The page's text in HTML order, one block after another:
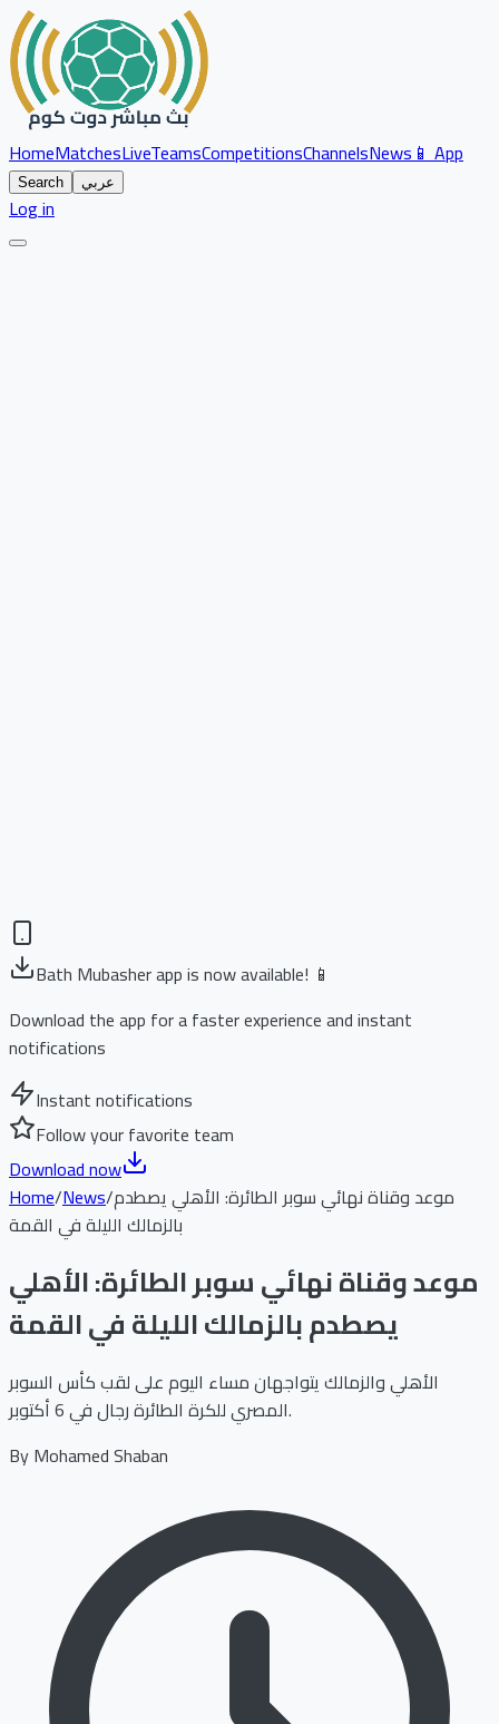
HomeMatchesLiveTeamsCompetitionsChannelsNews📱 App
Search عربي
Log in
Bath Mubasher app is now available! 📱
Download the app for a faster experience and instant
notifications
Instant notifications
Follow your favorite team
Download now
Home/News/موعد وقناة نهائي سوبر الطائرة: الأهلي يصطدم
بالزمالك الليلة في القمة
موعد وقناة نهائي سوبر الطائرة: الأهلي
يصطدم بالزمالك الليلة في القمة
الأهلي والزمالك يتواجهان مساء اليوم على لقب كأس السوبر
المصري للكرة الطائرة رجال في 6 أكتوبر.
ByMohamed Shaban